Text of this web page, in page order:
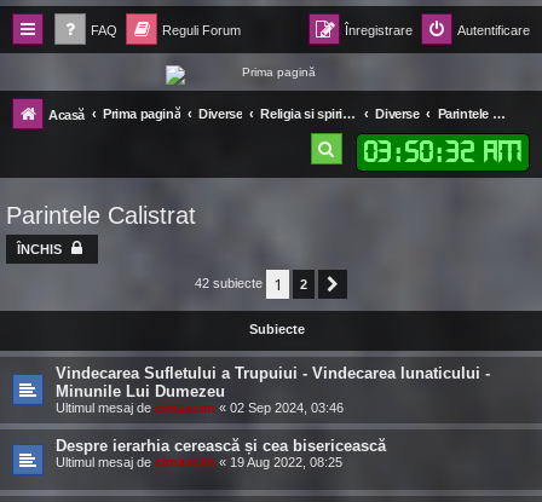
FAQ Reguli Forum Autentificare
Înregistrare
Forum Ecolomania™®
-= Idei pentru viitor =-
Acasă Prima pagină Diverse Religia si spiritualitata crestinului Ortodox Diverse Parintele Calistrat
03:50:32 AM
ă
r
Parintele Calistrat
ÎNCHIS
42 subiecte 1 2
Subiecte
Vindecarea Sufletului a Trupuiui - Vindecarea lunaticului -
Minunile Lui Dumezeu
Ultimul mesaj de cimaxcim « 02 Sep 2024, 03:46
Despre ierarhia cerească și cea bisericească
Ultimul mesaj de cimaxcim « 19 Aug 2022, 08:25